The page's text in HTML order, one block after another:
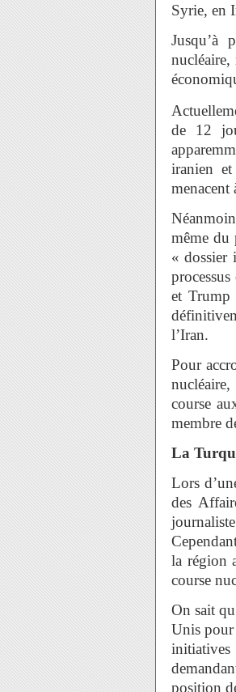
Syrie, en
Jusqu’à
nucléaire,
de 12
iranien
même du
« dossier
et Trump
l’Iran.
Pour
course
membre
La
Lors
des
la région
course
On sait
Unis pour
initiatives
position